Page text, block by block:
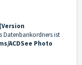
Datenbankordners ist
ACDSee Photo